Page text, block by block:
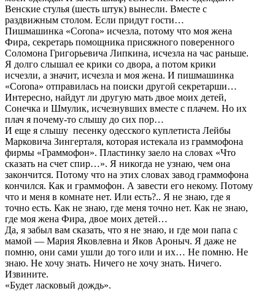
Венские стулья (шесть штук) вынесли. Вместе с
раздвижным столом. Если придут гости…
Пишмашинка «Corona» исчезла, потому что моя жена
Фира, секретарь помощника присяжного поверенного
Соломона Григорьевича Липкина, исчезла на час раньше.
Я долго слышал ее крики со двора, а потом крики
исчезли, а значит, исчезла и моя жена. И пишмашинка
«Corona» отправилась на поиски другой секретарши…
Интересно, найдут ли другую мать двое моих детей,
Сонечка и Шмулик, исчезнувших вместе с плачем. Но их
плач я почему-то слышу до сих пор…
И еще я слышу песенку одесского куплетиста Лейбы
Марковича Зингерталя, которая истекала из граммофона
фирмы «Граммофон». Пластинку заело на словах «Что
сказать на счет спир…». Я никогда не узнаю, чем она
закончится. Потому что на этих словах завод граммофона
кончился. Как и граммофон. А завести его некому. Потому
что и меня в комнате нет. Или есть?.. Я не знаю, где я
точно есть. Как не знаю, где меня точно нет. Как не знаю,
где моя жена Фира, двое моих детей…
Да, я забыл вам сказать, что я не знаю, и где мои папа с
мамой — Мария Яковлевна и Яков Ароныч. Я даже не
помню, они сами ушли до того или и их… Не помню. Не
знаю. Не хочу знать. Ничего не хочу знать. Ничего.
Извините.
«Будет ласковый дождь».